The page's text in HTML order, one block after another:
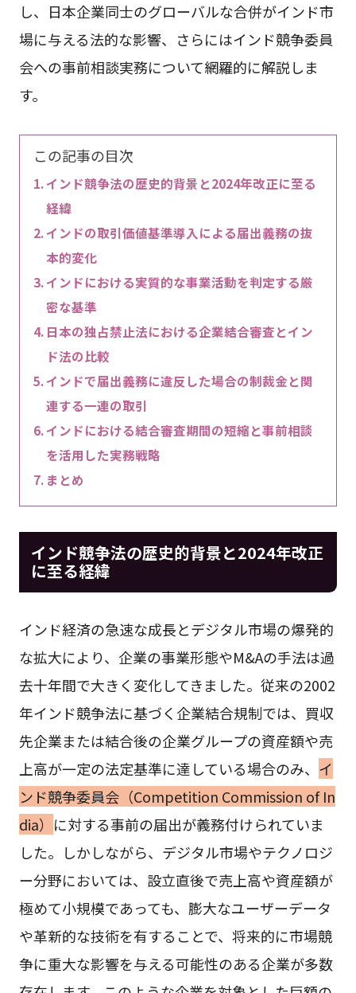
し、日本企業同士のグローバルな合併がインド市
場に与える法的な影響、さらにはインド競争委員
会への事前相談実務について網羅的に解説しま
す。
この記事の目次
インド競争法の歴史的背景と2024年改正に至る
経緯
インドの取引価値基準導入による届出義務の抜
本的変化
インドにおける実質的な事業活動を判定する厳
密な基準
日本の独占禁止法における企業結合審査とイン
ド法の比較
インドで届出義務に違反した場合の制裁金と関
連する一連の取引
インドにおける結合審査期間の短縮と事前相談
を活用した実務戦略
まとめ
インド競争法の歴史的背景と2024年改正
に至る経緯
インド経済の急速な成長とデジタル市場の爆発的
な拡大により、企業の事業形態やM&Aの手法は過
去十年間で大きく変化してきました。従来の2002
年インド競争法に基づく企業結合規制では、買収
先企業または結合後の企業グループの資産額や売
上高が一定の法定基準に達している場合のみ、 イ
ンド競争委員会（Competition Commission of In
dia） に対する事前の届出が義務付けられていま
した。しかしながら、デジタル市場やテクノロジ
ー分野においては、設立直後で売上高や資産額が
極めて小規模であっても、膨大なユーザーデータ
や革新的な技術を有することで、将来的に市場競
争に重大な影響を与える可能性のある企業が多数